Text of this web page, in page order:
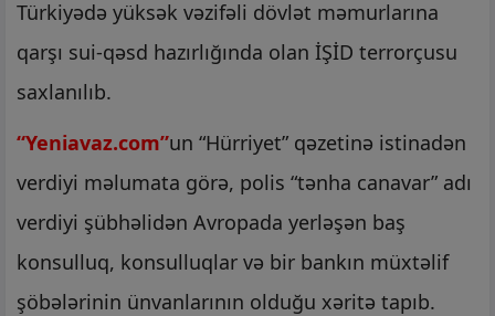
Türkiyədə yüksək vəzifəli dövlət məmurlarına
qarşı sui-qəsd hazırlığında olan İŞİD terrorçusu
saxlanılıb.
“Yeniavaz.com”un “Hürriyet” qəzetinə istinadən
verdiyi məlumata görə, polis “tənha canavar” adı
verdiyi şübhəlidən Avropada yerləşən baş
konsulluq, konsulluqlar və bir bankın müxtəlif
şöbələrinin ünvanlarının olduğu xəritə tapıb.